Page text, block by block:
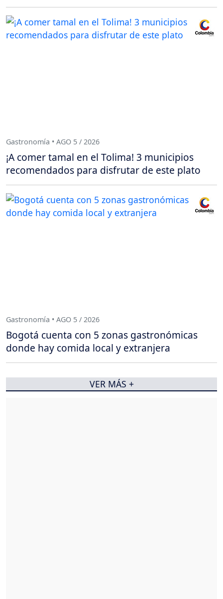
Gastronomía • AGO 5 / 2026
¡A comer tamal en el Tolima! 3 municipios
recomendados para disfrutar de este plato
Gastronomía • AGO 5 / 2026
Bogotá cuenta con 5 zonas gastronómicas
donde hay comida local y extranjera
VER MÁS +